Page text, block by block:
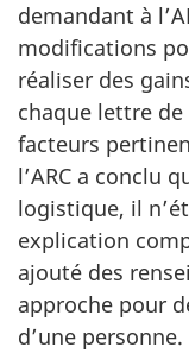
demandant à
modifications
réaliser des
chaque lettre
facteurs
l’ARC a conclu
logistique, il
explication
ajouté des
approche pour
d’une personne.